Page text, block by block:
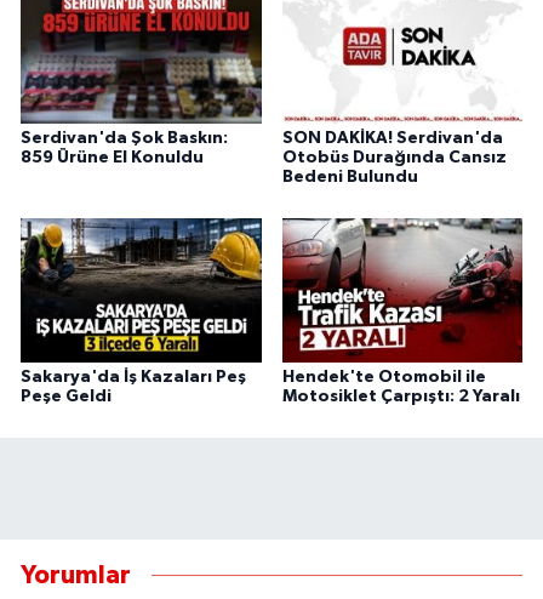
Serdivan'da Şok Baskın:
859 Ürüne El Konuldu
SON DAKİKA! Serdivan'da
Otobüs Durağında Cansız
Bedeni Bulundu
Sakarya'da İş Kazaları Peş
Peşe Geldi
Hendek'te Otomobil ile
Motosiklet Çarpıştı: 2 Yaralı
Yorumlar